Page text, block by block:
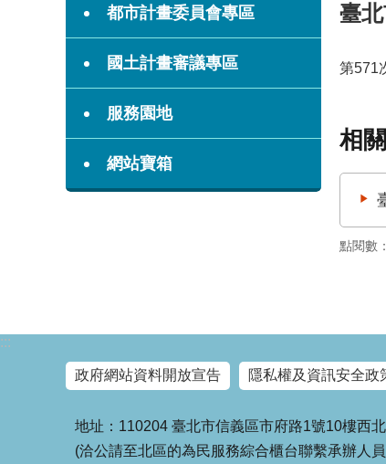
都市計畫委員會專區
國土計畫審議專區
服務園地
網站寶箱
臺
第571
相
點閱數：
:::
政府網站資料開放宣告 隱私權及資訊安全政
地址：110204 臺北市信義區市府路1號10樓西
(洽公請至北區的為民服務綜合櫃台聯繫承辦人